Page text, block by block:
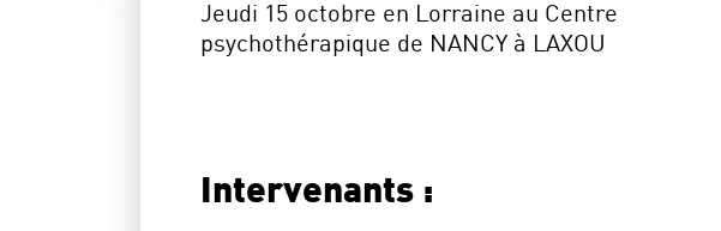
Jeudi 15 octobre en Lorraine au Centre
psychothérapique de NANCY à LAXOU
Intervenants :